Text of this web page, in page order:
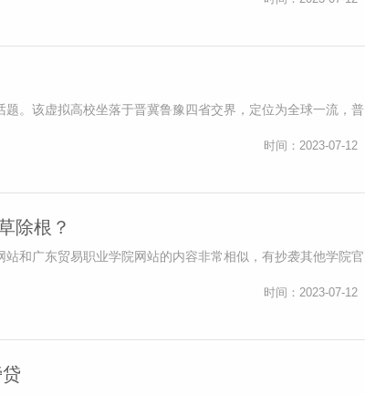
。该虚拟高校坐落于晋冀鲁豫四省交界，定位为全球一流，普
时间：2023-07-12
除根？
和广东贸易职业学院网站的内容非常相似，有抄袭其他学院官
时间：2023-07-12